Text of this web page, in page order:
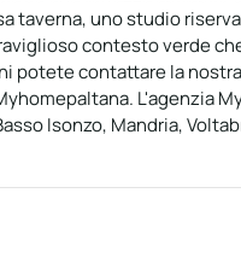
taverna, uno studio
contesto verde
potete contattare la
L'agenzia
Isonzo, Mandria,